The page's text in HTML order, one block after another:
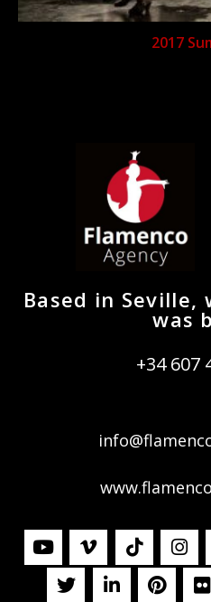
2017
Based in Seville,
was
+34 607